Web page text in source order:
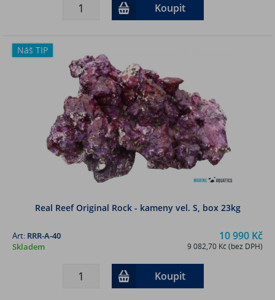
Koupit
Náš TIP
Real Reef Original Rock - kameny vel. S, box 23kg
10 990 Kč
9 082,70 Kč (bez DPH)
Art: RRR-A-40
Skladem
Koupit